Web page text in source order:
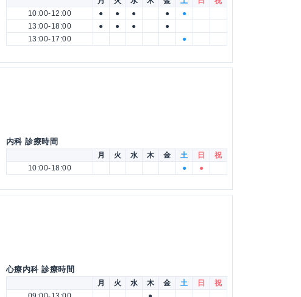
10:00-12:00
● ● ● ●
●
13:00-18:00
● ● ●
●
13:00-17:00
●
内科 診療時間
月 火 水 木 金 土 日
祝
10:00-18:00
● ●
心療内科 診療時間
月 火 水 木 金 土 日
祝